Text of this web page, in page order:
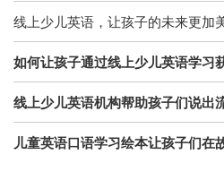
线上少儿英语，让孩子的未来更加
如何让孩子通过线上少儿英语学习
线上少儿英语机构帮助孩子们说出
儿童英语口语学习绘本让孩子们在